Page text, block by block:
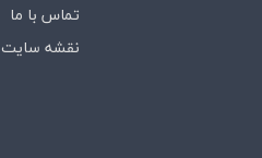
تماس با ما
نقشه سایت